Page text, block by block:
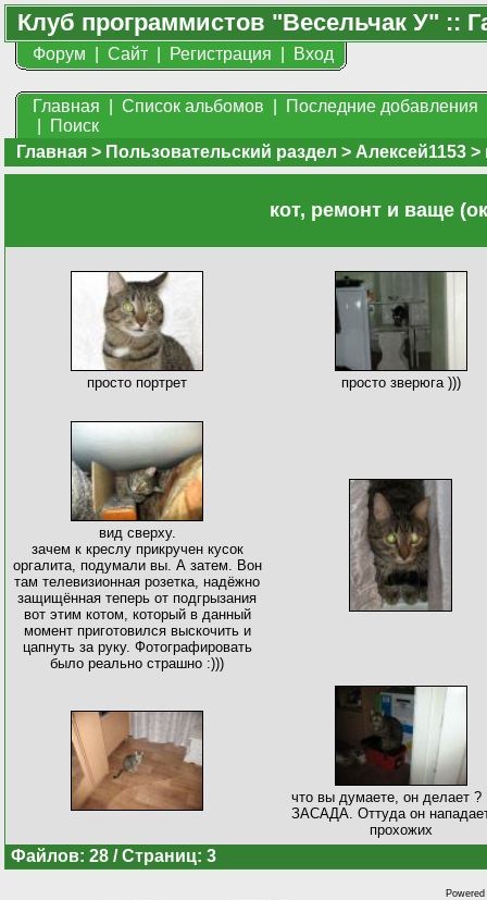
Клуб программистов "Весельчак У" ::
Форум Сайт Регистрация Вход
Главная Список альбомов Последние добавления
Поиск
Главная > Пользовательский раздел > Алексей1153 >
кот, ремонт и ваще
просто портрет просто зверюга )))
вид сверху.
зачем к креслу прикручен кусок
оргалита, подумали вы. А затем. Вон
там телевизионная розетка, надёжно
защищённая теперь от подгрызания
вот этим котом, который в данный
момент приготовился выскочить и
цапнуть за руку. Фотографировать
было реально страшно :)))
что вы думаете, он делает ?
ЗАСАДА. Оттуда он
прохожих
Файлов: 28 / Страниц: 3